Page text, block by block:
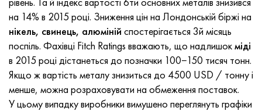
на 14% в 2015 році. Зниження цін на Лондонській біржі на
нікель, свинець, алюміній спостерігається 3й місяць
поспіль. Фахівці Fitch Ratings вважають, що надлишокміді
в 2015 році дістанеться до позначки 100−150 тисяч тонн.
Якщо ж вартість металу знизиться до 4500 USD / тонну і
менше, можна розраховувати на обмеження поставок.
У цьому випадку виробники вимушено переглянуть графіки
Incotherm
Incotest
Jethete M152
Кобальт 6B
Стрічка, коло, дріт 47НД
Стрічка, коло, дріт 47НХР
Стрічка 49КФ
Стрічка, коло, дріт 49К2Ф, 49К2ФА-ВІ
Лист, круг, дріт ХН62ВМЮТ
Лист, круг, дріт ХН62МВКЮ
Лист, круг, дріт ХН63МБ
труба ХН65ВМ
ВТ-35
ПТ-1М сплав, труба
ПТ-3В
ПТ-7М
1.4466 - aisi 310MoLn
сплав Al6xn
15-7Ph® - 1.4532
PH 13-8 Mo - 1.4534
10Х17Н13М3Т
Сплав 10Х18Н18Ю4Д
11Х11Н2В2МФ
12Х18Н9Т
2.0872, CuNi10Fe1Mn, Cw352h
Кремнисто алюмінієва бронза
CW301G, C64200
Кремниста бронза
Червона латунь
C84400, CuSn2ZnPb
C83600, CuSn5ZnPb
45Г2, 45g2, aisi +1144
Легована конструкційна сталь
10g2, 10Г2, aisi 1 513
12Х2Н4А,15NiCr13, 1.5752
Р6М5, 1.3343, hs6-5-2, sw7m
Р6М5К5, 1.3243, hs6-5-2-5
Р6М5Ф3, 1.3344, hs6-5-3
Р9М4К8,1.3207